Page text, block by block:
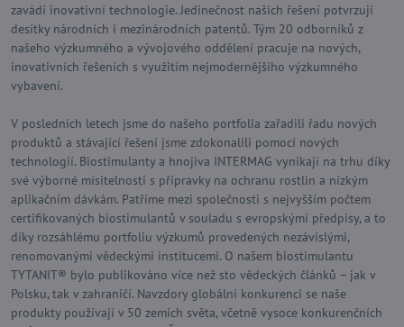
zavádí inovativní technologie. Jedinečnost našich řešení potvrzují
desítky národních i mezinárodních patentů. Tým 20 odborníků z
našeho výzkumného a vývojového oddělení pracuje na nových,
inovativních řešeních s využitím nejmodernějšího výzkumného
vybavení.
V posledních letech jsme do našeho portfolia zařadili řadu nových
produktů a stávající řešení jsme zdokonalili pomocí nových
technologií. Biostimulanty a hnojiva INTERMAG vynikají na trhu díky
své výborné mísitelnosti s přípravky na ochranu rostlin a nízkým
aplikačním dávkám. Patříme mezi společnosti s nejvyšším počtem
certifikovaných biostimulantů v souladu s evropskými předpisy, a to
díky rozsáhlému portfoliu výzkumů provedených nezávislými,
renomovanými vědeckými institucemi. O našem biostimulantu
TYTANIT® bylo publikováno více než sto vědeckých článků – jak v
Polsku, tak v zahraničí. Navzdory globální konkurenci se naše
produkty používají v 50 zemích světa, včetně vysoce konkurenčních